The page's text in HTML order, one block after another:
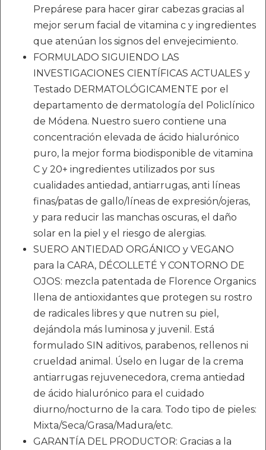
Prepárese para hacer girar cabezas gracias al
mejor serum facial de vitamina c y ingredientes
que atenúan los signos del envejecimiento.
FORMULADO SIGUIENDO LAS
INVESTIGACIONES CIENTÍFICAS ACTUALES y
Testado DERMATOLÓGICAMENTE por el
departamento de dermatología del Policlínico
de Módena. Nuestro suero contiene una
concentración elevada de ácido hialurónico
puro, la mejor forma biodisponible de vitamina
C y 20+ ingredientes utilizados por sus
cualidades antiedad, antiarrugas, anti líneas
finas/patas de gallo/líneas de expresión/ojeras,
y para reducir las manchas oscuras, el daño
solar en la piel y el riesgo de alergias.
SUERO ANTIEDAD ORGÁNICO y VEGANO
para la CARA, DÉCOLLETÉ Y CONTORNO DE
OJOS: mezcla patentada de Florence Organics
llena de antioxidantes que protegen su rostro
de radicales libres y que nutren su piel,
dejándola más luminosa y juvenil. Está
formulado SIN aditivos, parabenos, rellenos ni
crueldad animal. Úselo en lugar de la crema
antiarrugas rejuvenecedora, crema antiedad
de ácido hialurónico para el cuidado
diurno/nocturno de la cara. Todo tipo de pieles:
Mixta/Seca/Grasa/Madura/etc.
GARANTÍA DEL PRODUCTOR: Gracias a la